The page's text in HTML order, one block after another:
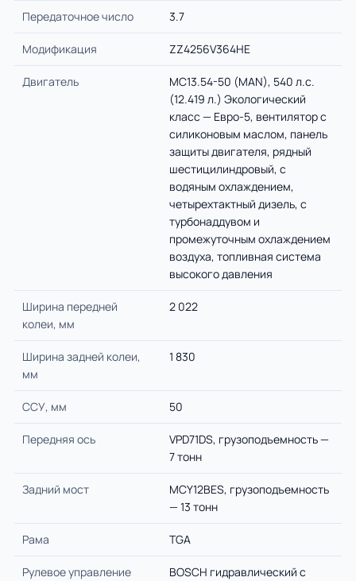
Передаточное число 3.7
Модификация ZZ4256V364HE
Двигатель
MC13.54-50 (MAN), 540 л.с.
(12.419 л.) Экологический
класс — Евро-5, вентилятор с
силиконовым маслом, панель
защиты двигателя, рядный
шестицилиндровый, с
водяным охлаждением,
четырехтактный дизель, с
турбонаддувом и
промежуточным охлаждением
воздуха, топливная система
высокого давления
Ширина передней
колеи, мм
2 022
Ширина задней колеи,
мм
1 830
ССУ, мм 50
Передняя ось
VPD71DS, грузоподъемность —
7 тонн
Задний мост
MCY12BES, грузоподъемность
— 13 тонн
Рама TGA
Рулевое управление
BOSCH гидравлический с